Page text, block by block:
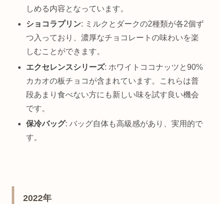
しめる内容となっています。
ショコラプリン: ミルクとダークの2種類が各2個ず
つ入っており、濃厚なチョコレートの味わいを楽
しむことができます。
エクセレンスシリーズ: ホワイトココナッツと90%
カカオの板チョコが含まれています。これらは普
段あまり食べない方にも新しい味を試す良い機会
です。
保冷バッグ: バッグ自体も高級感があり、実用的で
す。
2022年